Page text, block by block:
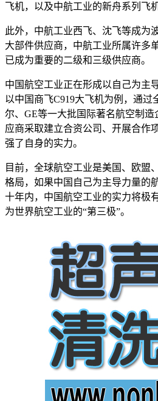
飞机，以及中航工业的新舟系列飞
此外，中航工业西飞、沈飞等成为
大部件供应商，中航工业所属许多
已成为重要的二级和三级供应商。
中国航空工业正在形成以自己为主
以中国商飞C919大飞机为例，通过
尔、GE等一大批国际著名航空制
应商采取建立合资公司、开展合作
强了自身的实力。
目前，全球航空工业是美国、欧盟
格局，如果中国自己为主导力量的
十年内，中国航空工业的实力将极
为世界航空工业的“第三极”。